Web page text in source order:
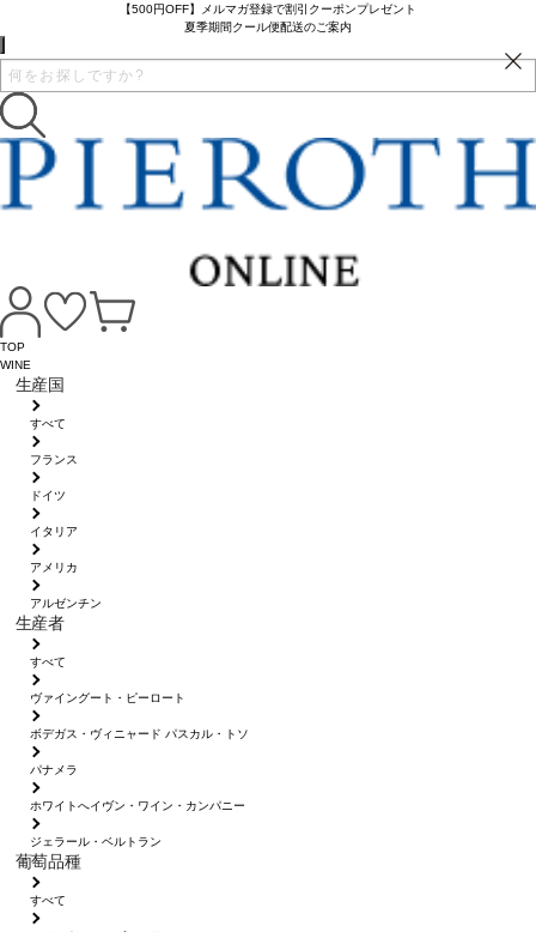
【500円OFF】メルマガ登録で割引クーポンプレゼント
夏季期間クール便配送のご案内
TOP
WINE
生産国
すべて
フランス
ドイツ
イタリア
アメリカ
アルゼンチン
生産者
すべて
ヴァイングート・ピーロート
ボデガス・ヴィニャード パスカル・トソ
パナメラ
ホワイトへイヴン・ワイン・カンパニー
ジェラール・ベルトラン
葡萄品種
すべて